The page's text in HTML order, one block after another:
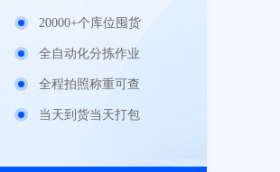
20000+个库位囤货
全自动化分拣作业
全程拍照称重可查
当天到货当天打包